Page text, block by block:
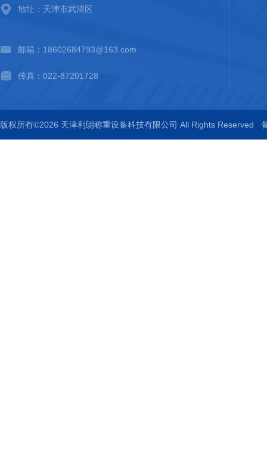
地址：天津市武清区
邮箱：18602684793@163.com
传真：022-87201728
版权所有©2026 天津利朗称重设备科技有限公司 All Rights Reserved